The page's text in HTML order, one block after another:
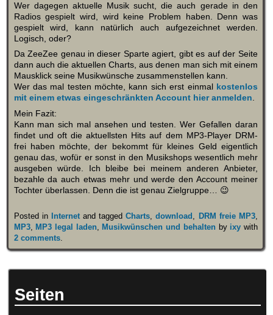
Wer dagegen aktuelle Musik sucht, die auch gerade in den
Radios gespielt wird, wird keine Problem haben. Denn was
gespielt wird, kann natürlich auch aufgezeichnet werden.
Logisch, oder?
Da ZeeZee genau in dieser Sparte agiert, gibt es auf der Seite
dann auch die aktuellen Charts, aus denen man sich mit einem
Mausklick seine Musikwünsche zusammenstellen kann.
Wer das mal testen möchte, kann sich erst einmal kostenlos
mit einem etwas eingeschränkten Account hier anmelden.
Mein Fazit:
Kann man sich mal ansehen und testen. Wer Gefallen daran
findet und oft die aktuellsten Hits auf dem MP3-Player DRM-
frei haben möchte, der bekommt für kleines Geld eigentlich
genau das, wofür er sonst in den Musikshops wesentlich mehr
ausgeben würde. Ich bleibe bei meinem anderen Anbieter,
bezahle da auch etwas mehr und werde den Account meiner
Tochter überlassen. Denn die ist genau Zielgruppe… 😉
Posted in Internetand taggedCharts ,download DRM freie MP3,
MP3,MP3 legal laden,Musikwünschen und behaltenby ixy with
2 comments.
Seiten